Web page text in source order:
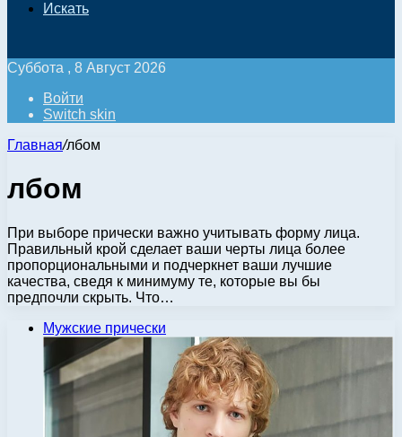
Искать
Суббота , 8 Август 2026
Войти
Switch skin
Главная/лбом
лбом
При выборе прически важно учитывать форму лица.
Правильный крой сделает ваши черты лица более
пропорциональными и подчеркнет ваши лучшие
качества, сведя к минимуму те, которые вы бы
предпочли скрыть. Что…
Мужские прически